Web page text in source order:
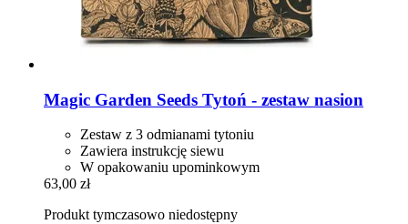
Magic Garden Seeds Tytoń -​ zestaw nasion
Zestaw z 3 odmianami tytoniu
Zawiera instrukcję siewu
W opakowaniu upominkowym
63,00 zł
Produkt tymczasowo niedostępny